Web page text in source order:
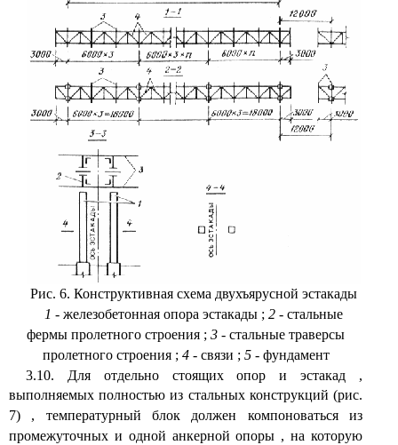
Рис. 6. Конструктивная схема двухъярусной эстакады
1 - железобетонная опора эстакады ; 2 - стальные
фермы пролетного строения ; 3 - стальные траверсы
пролетного строения ; 4- связи ; 5- фундамент
3.10. Для отдельно стоящих опор и эстакад
,
выполняемых полностью из стальных конструкций (рис.
7)
,
температурный блок должен компоноваться из
промежуточных и одной анкерной опоры , на которую